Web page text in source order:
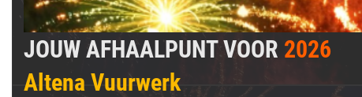
JOUW AFHAALPUNT VOOR 2026
Altena Vuurwerk